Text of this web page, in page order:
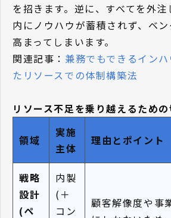
を招きます。逆に、すべてを外
内にノウハウが蓄積されず、ベ
高まってしまいます。
関連記事： 兼務でもできるイン
たリソースでの体制構築法
リソース不足を乗り越えるため
領域
実施
主体
理由とポイント
戦略
設計
(ペ
内製
(＋
コン
顧客解像度や事